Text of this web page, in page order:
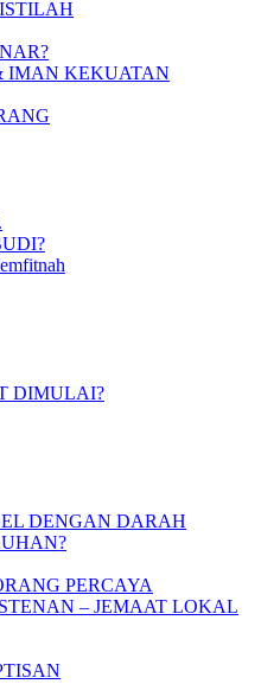
IMAN KEKUATAN
DIMULAI?
DENGAN DARAH
PERCAYA
– JEMAAT LOKAL